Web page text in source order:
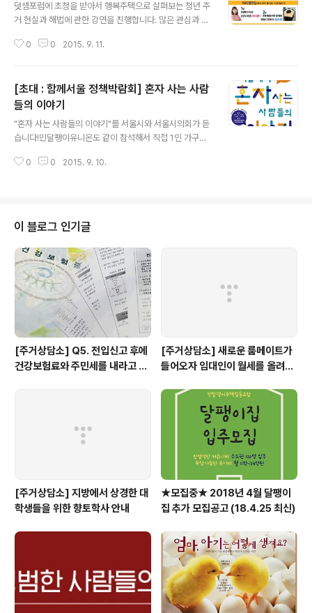
덧셈포럼에 초청을 받아서 행복주택으로 살펴보는 청년 주
거 현실과 해법에 관한 강연을 진행합니다. 많은 관심과 참
시 장소 : 마포 민중의집문의 : 정의당 청년학생위원장 김경
0 0 2015. 9. 11.
[초대 : 함께서울 정책박람회] 혼자 사는 사람
들의 이야기
"혼자 사는 사람들의 이야기"를 서울시와 서울시의회가 듣
습니다!민달팽이유니온도 같이 참석해서 직접 1인 가구의
화합을 도모하고 갈등을 조정해야 하는 필요성에 대해서
조합, 서울 시민 누구나 전시 : 1인 가구의 주거공동체인 아
현동쓰리룸, 달팽이집, 우동사, 이웃기웃청년주거협동조합
등 관련 기사 : http://goo.gl/Afh3b8 일시 : 9월 12일
(토) 오후 2시 - 4시장소 : 서울시의회 별관 2층 대회의실
사전 라운드 테이블(11일, 금요일, 오전 10시-12시, 서울
시N..
0 0 2015. 9. 10.
이 블로그 인기글
[주거상담소] Q5. 전입신고 후에
건강보험료와 주민세를 내라고 고
[주거상담소] 새로운 룸메이트가
들어오자 임대인이 월세를 올려달
[주거상담소] 지방에서 상경한 대
학생들을 위한 향토학사 안내
★모집중★ 2018년 4월 달팽이
집 추가 모집공고 (18.4.25 최신)